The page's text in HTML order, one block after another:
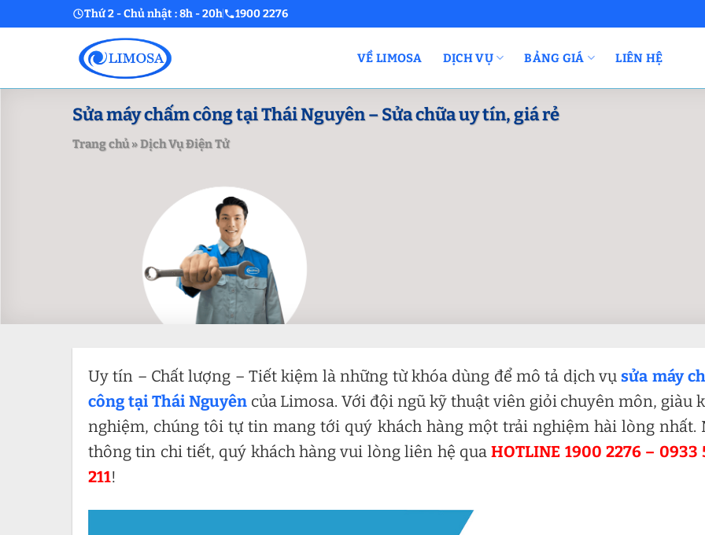
to
Thứ 2 - Chủ nhật : 8h - 20h 1900 2276
VỀ LIMOSA DỊCH VỤ BẢNG GIÁ LIÊN HỆ
Sửa máy chấm công tại Thái Nguyên – Sửa chữa uy tín, giá rẻ
Trang chủ»Dịch Vụ Điện Tử
Uy tín – Chất lượng – Tiết kiệm là những từ khóa dùng để mô tả dịch vụsửa máy
công tại Thái Nguyêncủa Limosa. Với đội ngũ kỹ thuật viên giỏi chuyên môn, giàu
nghiệm, chúng tôi tự tin mang tới quý khách hàng một trải nghiệm hài lòng nhất.
thông tin chi tiết, quý khách hàng vui lòng liên hệ quaHOTLINE 1900 2276 – 0933
211!